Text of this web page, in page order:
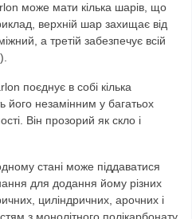
може мати кілька шарів, що
верхній шар захищає від
а третій забезпечує всій
поєднує в собі кілька
його незамінним у багатьох
Він прозорий як скло і
стані може піддаватися
для додання йому різних
циліндричних, арочних і